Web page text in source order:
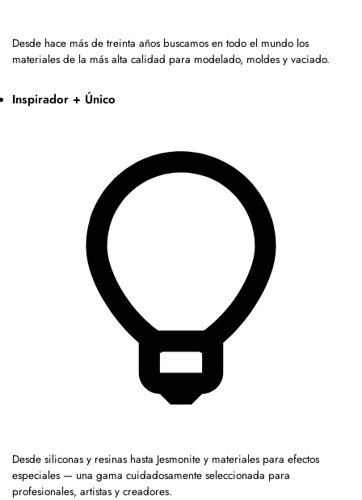
Desde hace más de treinta años buscamos en todo el mundo los
materiales de la más alta calidad para modelado, moldes y vaciado.
Inspirador + Único
Desde siliconas y resinas hasta Jesmonite y materiales para efectos
especiales — una gama cuidadosamente seleccionada para
profesionales, artistas y creadores.